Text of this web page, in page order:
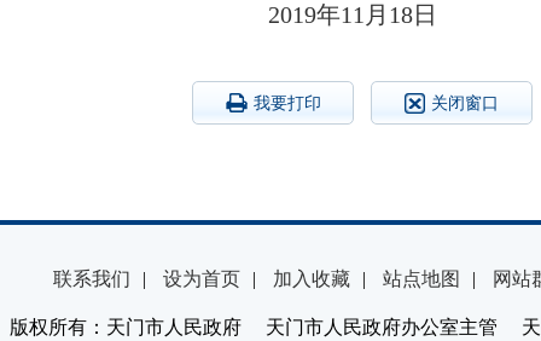
2019年11月18日
我要打印 关闭窗口
联系我们 | 设为首页 | 加入收藏 | 站点地图 | 网站
版权所有：天门市人民政府 天门市人民政府办公室主管 天